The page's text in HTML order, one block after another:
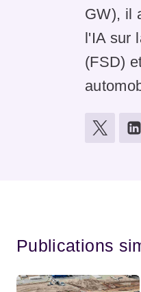
GW), il
l'IA sur
(FSD)
Publications